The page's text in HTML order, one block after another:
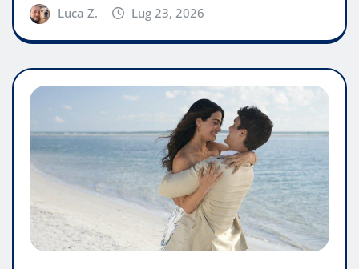
Luca Z. Lug 23, 2026